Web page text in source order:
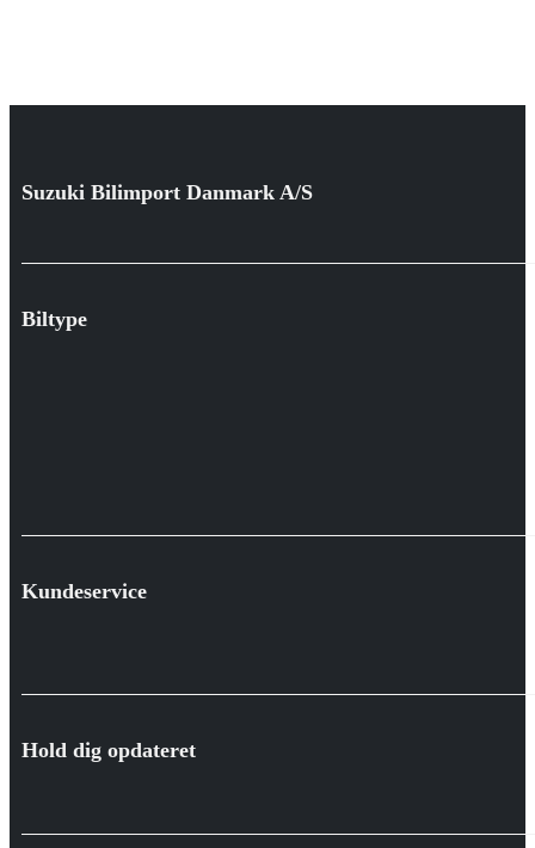
Suzuki Bilimport Danmark A/S
Biltype
Kundeservice
Hold dig opdateret